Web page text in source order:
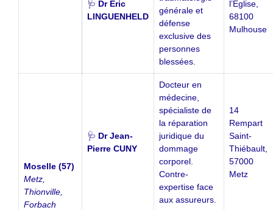
🩺 Dr Éric
LINGUENHELD
générale et
défense
exclusive des
personnes
blessées.
l’Église,
68100
Mulhouse
Moselle (57)
Metz,
Thionville,
Forbach
🩺 Dr Jean-
Pierre CUNY
Docteur en
médecine,
spécialiste de
la réparation
juridique du
dommage
corporel.
Contre-
expertise face
aux assureurs.
14
Rempart
Saint-
Thiébault,
57000
Metz